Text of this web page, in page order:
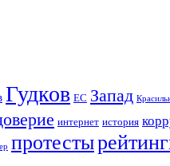
Гудков ЕС Запад
интернет история
протесты